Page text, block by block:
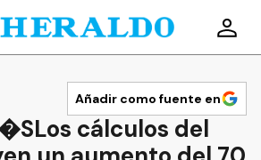
Añadir como fuente en
cálculos del